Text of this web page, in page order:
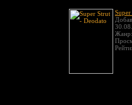
Жанр: